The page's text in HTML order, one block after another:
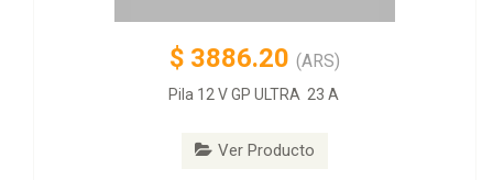
$ 3886.20 (ARS)
Pila 12 V GP ULTRA 23 A
Ver Producto